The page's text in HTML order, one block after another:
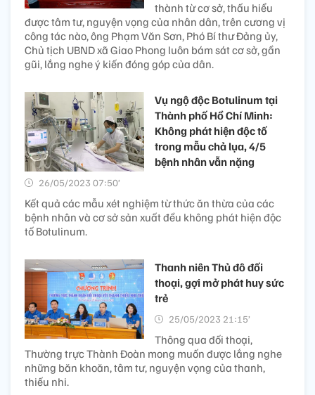
thành từ cơ sở, thấu hiểu
được tâm tư, nguyện vọng của nhân dân, trên cương vị
công tác nào, ông Phạm Văn Sơn, Phó Bí thư Đảng ủy,
Chủ tịch UBND xã Giao Phong luôn bám sát cơ sở, gần
gũi, lắng nghe ý kiến đóng góp của dân.
Vụ ngộ độc Botulinum tại
Thành phố Hồ Chí Minh:
Không phát hiện độc tố
trong mẫu chả lụa, 4/5
bệnh nhân vẫn nặng
26/05/2023 07:50’
Kết quả các mẫu xét nghiệm từ thức ăn thừa của các
bệnh nhân và cơ sở sản xuất đều không phát hiện độc
tố Botulinum.
Thanh niên Thủ đô đối
thoại, gợi mở phát huy sức
trẻ
25/05/2023 21:15’
Thông qua đối thoại,
Thường trực Thành Đoàn mong muốn được lắng nghe
những băn khoăn, tâm tư, nguyện vọng của thanh,
thiếu nhi.